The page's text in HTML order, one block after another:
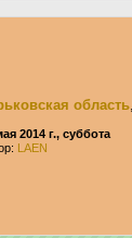
область
2014 г., суббота
LAEN